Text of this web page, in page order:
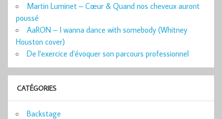
Martin Luminet – Cœur & Quand nos cheveux auront
poussé
AaRON – I wanna dance with somebody (Whitney
Houston cover)
De l’exercice d’évoquer son parcours professionnel
CATÉGORIES
Backstage